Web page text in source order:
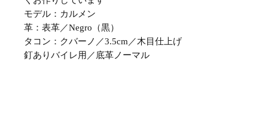
モデル：カルメン
革：表革／Negro（黒）
タコン：クバーノ／3.5cm／木目仕上げ
釘ありバイレ用／底革ノーマル